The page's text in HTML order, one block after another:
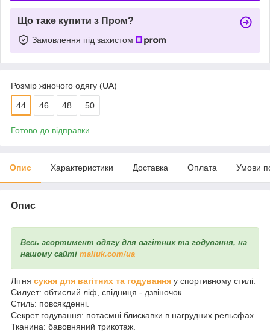
Що таке купити з Пром?
Замовлення під захистом
Розмір жіночого одягу (UA)
44 46 48 50
Готово до відправки
Опис Характеристики Доставка Оплата Умови
Опис
Весь асортимент одягу для вагітних та годування, на
нашому сайті maliuk.com/ua
Літня сукня для вагітних та годування у спортивному стилі.
Силует: обтислий ліф, спідниця - дзвіночок.
Стиль: повсякденні.
Секрет годування: потаємні блискавки в нагрудних рельєфах.
Тканина: бавовняний трикотаж.